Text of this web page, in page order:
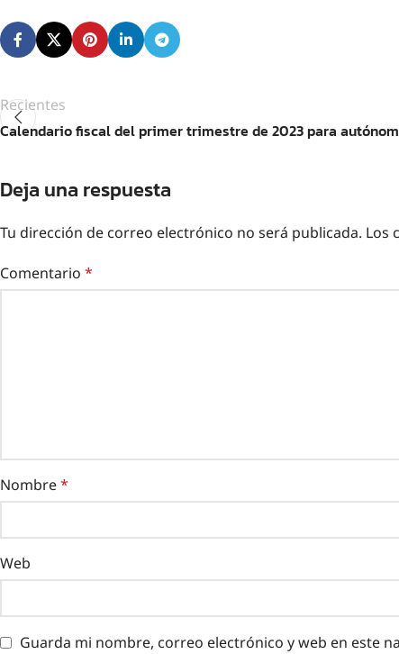
Recientes
Calendario fiscal del primer trimestre de 2023 para
Deja una respuesta
Tu dirección de correo electrónico no será publicada. Los
Comentario *
Nombre*
Web
Guarda mi nombre, correo electrónico y web en este